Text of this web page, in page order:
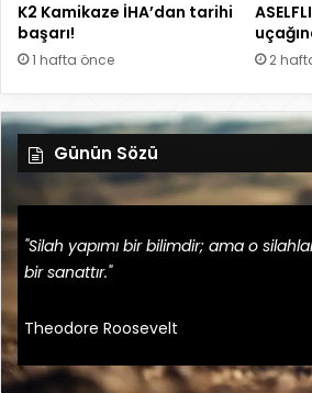
K2 Kamikaze İHA’dan tarihi
başarı!
1 hafta önce 2
Günün Sözü
"Silah yapımı bir bilimdir; ama o
bir sanattır."
Theodore Roosevelt